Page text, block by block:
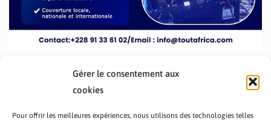
Gérer le consentement aux
cookies
Pour offrir les meilleures expériences, nous utilisons des technologies telles